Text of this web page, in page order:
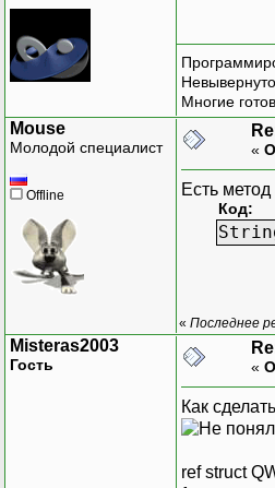
Многие
Mouse
Молодой специалист
Offline
«
Есть
Код:
« Последнее
Misteras2003
Гость «
Как
ref struct